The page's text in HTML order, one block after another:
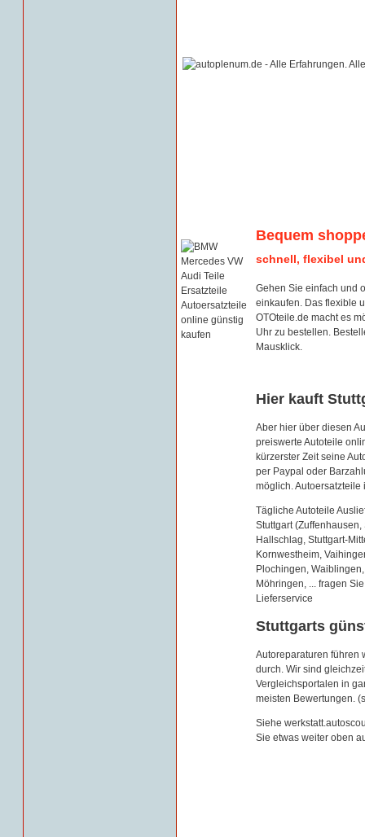
Bequem
schnell, flexibel
Gehen Sie einfach und
einkaufen. Das flexible
OTOteile.de macht es
Uhr zu bestellen.
Mausklick.
Hier kauft
Aber hier über diesen
preiswerte Autoteile
kürzerster Zeit seine
per Paypal oder
möglich.
Tägliche Autoteile
Stuttgart
Hallschlag, Stuttgart-
Kornwestheim,
Plochingen,
Möhringen, ... fragen
Lieferservice
Stuttgarts
Autoreparaturen führen
durch. Wir sind
Vergleichsportalen in
meisten Bewertungen.
Siehe
Sie etwas weiter oben